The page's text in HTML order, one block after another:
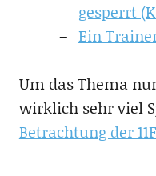
gesperrt
Ein
Um das Thema
wirklich sehr viel
Betrachtung der